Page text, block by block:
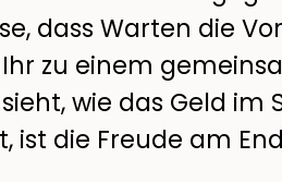
dass Warten die
zu einem
wie das Geld
ist die Freude am